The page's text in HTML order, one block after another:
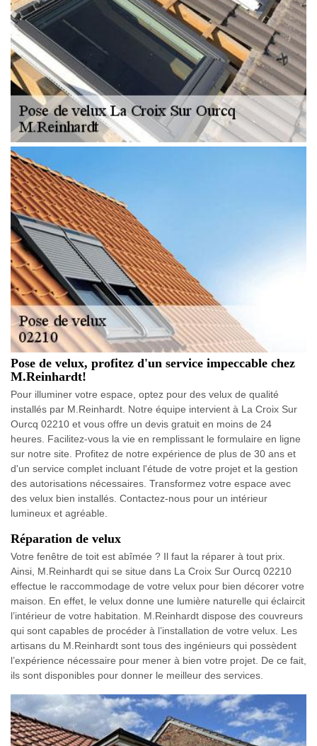
Pose de velux, profitez d'un service impeccable chez
M.Reinhardt!
Pour illuminer votre espace, optez pour des velux de qualité
installés par M.Reinhardt. Notre équipe intervient à La Croix Sur
Ourcq 02210 et vous offre un devis gratuit en moins de 24
heures. Facilitez-vous la vie en remplissant le formulaire en ligne
sur notre site. Profitez de notre expérience de plus de 30 ans et
d'un service complet incluant l'étude de votre projet et la gestion
des autorisations nécessaires. Transformez votre espace avec
des velux bien installés. Contactez-nous pour un intérieur
lumineux et agréable.
Réparation de velux
Votre fenêtre de toit est abîmée ? Il faut la réparer à tout prix.
Ainsi, M.Reinhardt qui se situe dans La Croix Sur Ourcq 02210
effectue le raccommodage de votre velux pour bien décorer votre
maison. En effet, le velux donne une lumière naturelle qui éclaircit
l’intérieur de votre habitation. M.Reinhardt dispose des couvreurs
qui sont capables de procéder à l’installation de votre velux. Les
artisans du M.Reinhardt sont tous des ingénieurs qui possèdent
l’expérience nécessaire pour mener à bien votre projet. De ce fait,
ils sont disponibles pour donner le meilleur des services.